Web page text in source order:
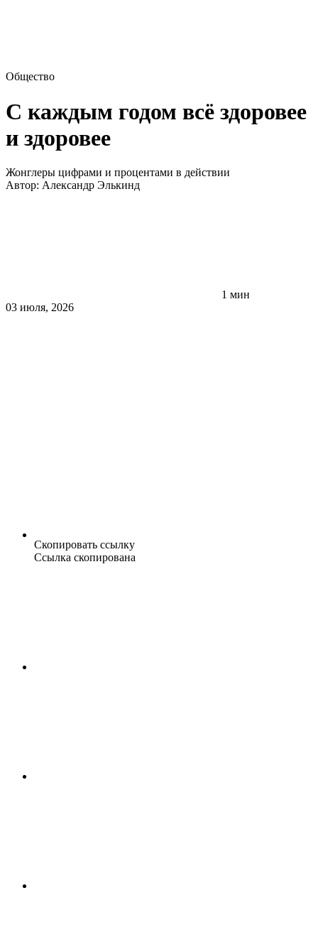
Общество
С каждым годом всё здоровее
и здоровее
Жонглеры цифрами и процентами в действии
Автор: Александр Элькинд
1 мин
03 июля, 2026
Скопировать ссылку
Ссылка скопирована